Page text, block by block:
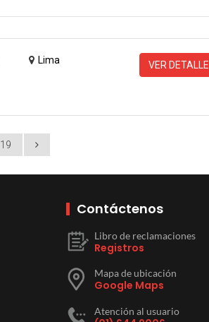
Lima VER DETALLE
19
Contáctenos
Libro de reclamaciones
Registros
Mapa de ubicación
Google Maps
Atención al usuario